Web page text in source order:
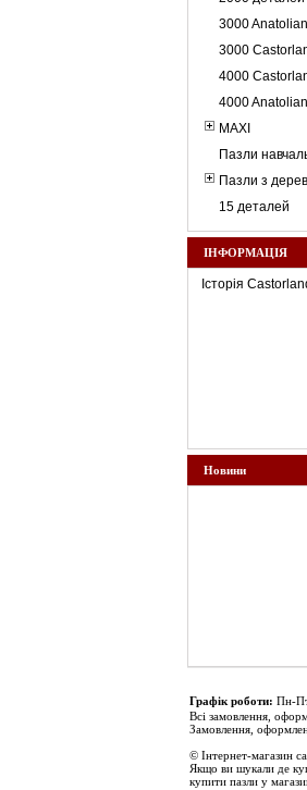
3000 Anatolian
3000
4000
4000 Anatolian
MAXI
Пазли
Пазли з
15 деталей
ІНФОРМАЦІЯ
Історія
Новини
Графік роботи: Пн-
Всі замовлення,
Замовлення,
© Інтернет-магазин
Якщо ви шукали де
купити пазли у